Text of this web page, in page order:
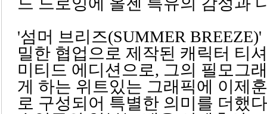
'섬머 브리즈(SUMMER
밀한 협업으로 제작된 캐릭터 티
미티드 에디션으로, 그의 필모그
게 하는 위트있는 그래픽에 이제
로 구성되어 특별한 의미를 더했